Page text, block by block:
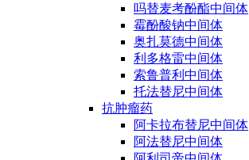
吗替麦考酚酯中间体
霉酚酸钠中间体
奥扎莫德中间体
利多格雷中间体
索鲁普利中间体
托法替尼中间体
抗肿瘤药
阿卡拉布替尼中间体
阿法替尼中间体